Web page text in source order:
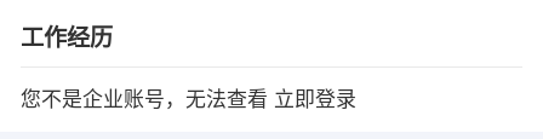
工作经历
您不是企业账号，无法查看 立即登录